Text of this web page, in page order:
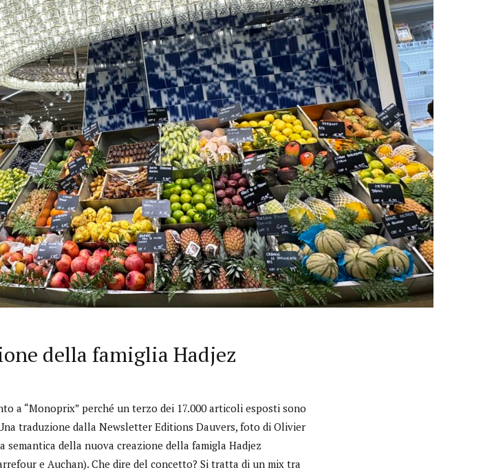
Interviste
della famiglia Hadjez
a “Monoprix” perché un terzo dei 17.000 articoli esposti sono
traduzione dalla Newsletter Editions Dauvers, foto di Olivier
della nuova creazione della famigla Hadjez
e Auchan). Che dire del concetto? Si tratta di un mix tra